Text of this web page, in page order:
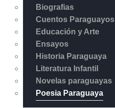
Biografias
Cuentos Paraguayos
Educación y Arte
Ensayos
Historia Paraguaya
Literatura Infantil
Novelas paraguayas
Poesia Paraguaya